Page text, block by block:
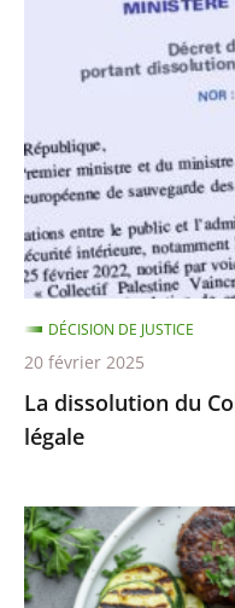
roues
»
Palestine
Vaincra
est
légale
La dissolution du
légale
DÉCISION DE JUSTICE
20 février 2025
Les
dénominations
«